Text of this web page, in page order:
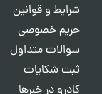
شرایط و قوانین
حریم خصوصی
سوالات متداول
ثبت شکایات
کادرو در خبرها